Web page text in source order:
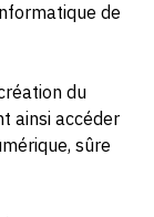
de
du
ainsi accéder
sûre